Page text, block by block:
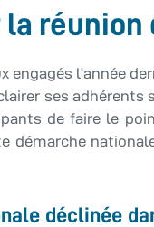
réunion
engagés l’année
ses adhérents
de faire le
démarche
déclinée